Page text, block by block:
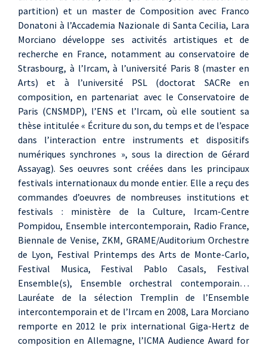
partition) et un master de Composition avec Franco
Donatoni à l’Accademia Nazionale di Santa Cecilia, Lara
Morciano développe ses activités artistiques et de
recherche en France, notamment au conservatoire de
Strasbourg, à l’Ircam, à l’université Paris 8 (master en
Arts) et à l’université PSL (doctorat SACRe en
composition, en partenariat avec le Conservatoire de
Paris (CNSMDP), l’ENS et l’Ircam, où elle soutient sa
thèse intitulée « Écriture du son, du temps et de l’espace
dans l’interaction entre instruments et dispositifs
numériques synchrones », sous la direction de Gérard
Assayag). Ses oeuvres sont créées dans les principaux
festivals internationaux du monde entier. Elle a reçu des
commandes d’oeuvres de nombreuses institutions et
festivals : ministère de la Culture, Ircam-Centre
Pompidou, Ensemble intercontemporain, Radio France,
Biennale de Venise, ZKM, GRAME/Auditorium Orchestre
de Lyon, Festival Printemps des Arts de Monte-Carlo,
Festival Musica, Festival Pablo Casals, Festival
Ensemble(s), Ensemble orchestral contemporain…
Lauréate de la sélection Tremplin de l’Ensemble
intercontemporain et de l’Ircam en 2008, Lara Morciano
remporte en 2012 le prix international Giga-Hertz de
composition en Allemagne, l’ICMA Audience Award for